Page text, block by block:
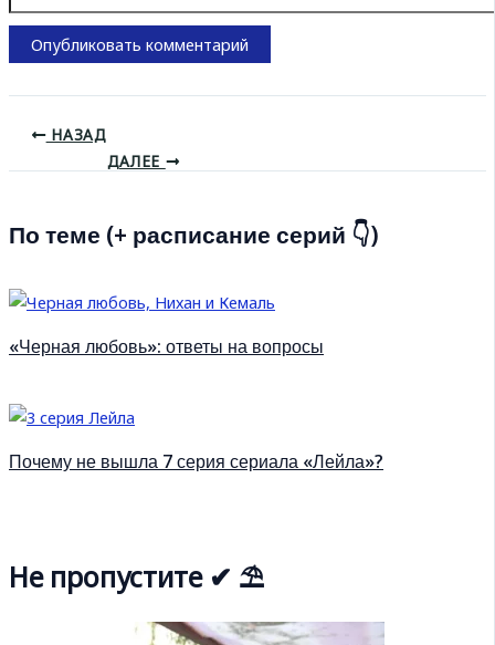
НАЗАД
ДАЛЕЕ
По теме (+ расписание серий 👇)
«Черная любовь»: ответы на вопросы
Почему не вышла 7 серия сериала «Лейла»?
Не пропустите ✔ ⛱